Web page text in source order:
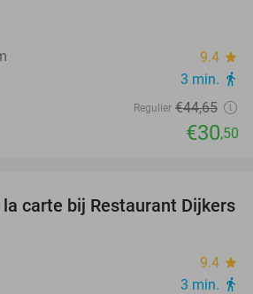
9.4 star
3 min. directions_walk
Regulier €44,65
€30,50
39%
carte bij Restaurant Dijkers
9.4 star
3 min. directions_walk